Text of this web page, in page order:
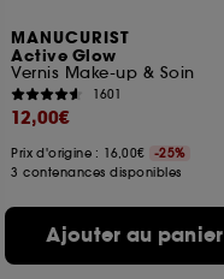
MANUCURIST
Active Glow
Vernis Make-up & Soin
1601
12,00€
Prix d'origine : 16,00€
-25%
3 contenances disponibles
Ajouter au panier